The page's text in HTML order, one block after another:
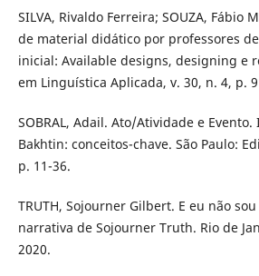
SILVA, Rivaldo Ferreira; SOUZA, Fábio
de material didático por professores
inicial: Available designs, designing e
em Linguística Aplicada, v. 30, n. 4, p.
SOBRAL, Adail. Ato/Atividade e Evento.
Bakhtin: conceitos-chave. São Paulo:
p. 11-36.
TRUTH, Sojourner Gilbert. E eu não
narrativa de Sojourner Truth. Rio de
2020.